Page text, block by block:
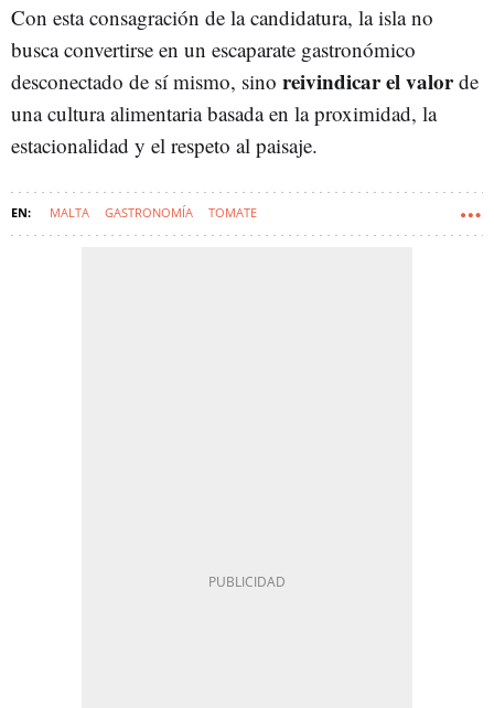
Con esta consagración de la candidatura, la isla no
busca convertirse en un escaparate gastronómico
desconectado de sí mismo, sino reivindicar el valorde
una cultura alimentaria basada en la proximidad, la
estacionalidad y el respeto al paisaje.
MALTA GASTRONOMÍA TOMATE